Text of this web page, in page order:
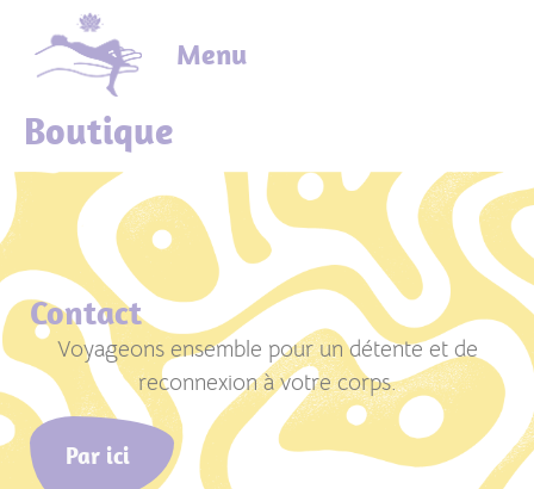
Menu
Boutique
Contact
Voyageons ensemble pour un détente et de
reconnexion à votre corps.
Par ici